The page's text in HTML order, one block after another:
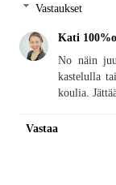
Vastaukset
Kati
No näin
kastelulla
koulia.
Vastaa